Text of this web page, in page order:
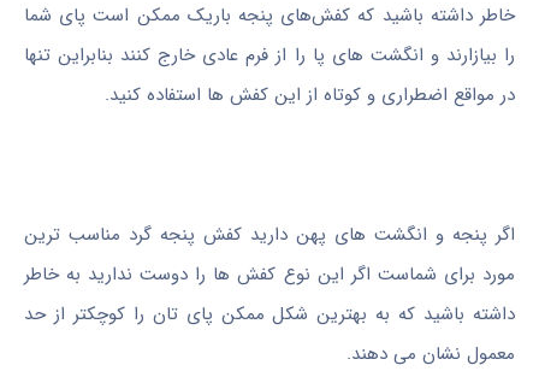
خاطر داشته باشید که کفش‌های پنجه باریک ممکن است پای شما
را بیازارند و انگشت های پا را از فرم عادی خارج کنند بنابراین تنها
در مواقع اضطراری و کوتاه از این کفش ها استفاده کنید.
اگر پنجه و انگشت های پهن دارید کفش پنجه گرد مناسب ترین
مورد برای شماست اگر این نوع کفش ها را دوست ندارید به خاطر
داشته باشید که به بهترین شکل ممکن پای تان را کوچکتر از حد
معمول نشان می دهند.